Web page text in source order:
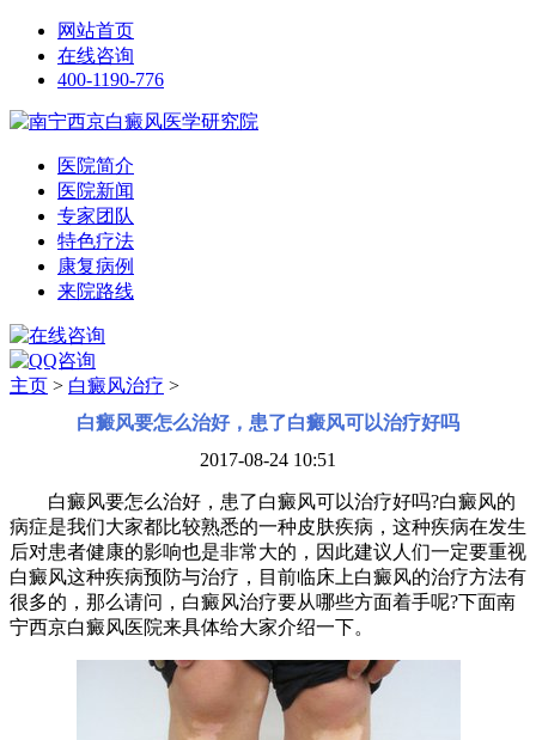
网站首页
在线咨询
400-1190-776
医院简介
医院新闻
专家团队
特色疗法
康复病例
来院路线
主页 > 白癜风治疗 >
白癜风要怎么治好，患了白癜风可以治疗好吗
2017-08-24 10:51
白癜风要怎么治好，患了白癜风可以治疗好吗?白癜风的
病症是我们大家都比较熟悉的一种皮肤疾病，这种疾病在发生
后对患者健康的影响也是非常大的，因此建议人们一定要重视
白癜风这种疾病预防与治疗，目前临床上白癜风的治疗方法有
很多的，那么请问，白癜风治疗要从哪些方面着手呢?下面南
宁西京白癜风医院来具体给大家介绍一下。